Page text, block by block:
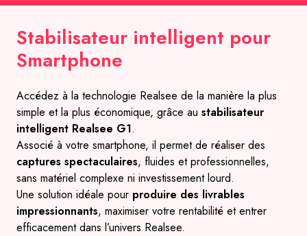
Stabilisateur intelligent pour
Smartphone
Accédez à la technologie Realsee de la manière la plus
simple et la plus économique, grâce au stabilisateur
intelligent Realsee G1.
Associé à votre smartphone, il permet de réaliser des
captures spectaculaires, fluides et professionnelles,
sans matériel complexe ni investissement lourd.
Une solution idéale pour produire des livrables
impressionnants, maximiser votre rentabilité et entrer
efficacement dans l’univers Realsee.